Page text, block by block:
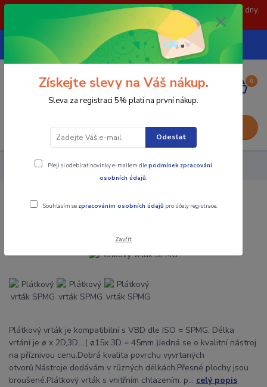
POZOR: 31.7 , 3.8 a 5.8- zavřeno. objednávky odešleme následující dny.
Děkujeme za pochopení.
CZK
739252246
(Po-Pá, 8-15 hod.)
0
0,00 Kč
Nástroje - Kovoobrábění Plátkový vrták SPMG
Plátkový vrták SPMG
Plátkový vrták je kompatibilní s VBD dle ISO = SPMG. Délka
vrtání je ø x 2D,3D....( ø15x 3D = 45mm )Jedná se o kvalitní nástroj
na příznivou cenu.Dobrá kvalita povrchu vyvrtaných
otvorů.Nástroje dodávám v různých délkách.Přesné plochy jsou
broušené.Plátkový vrták s vnitřním chlazením. p... celý popis
Získejte slevy na Váš nákup.
Sleva za registraci 5% platí na první nákup.
Odeslat
Přeji si odebírat novinky e-mailem dlepodmínek zpracování
osobních údajů.
Souhlasím se zpracováním osobních údajů pro účely registrace.
Zavřít